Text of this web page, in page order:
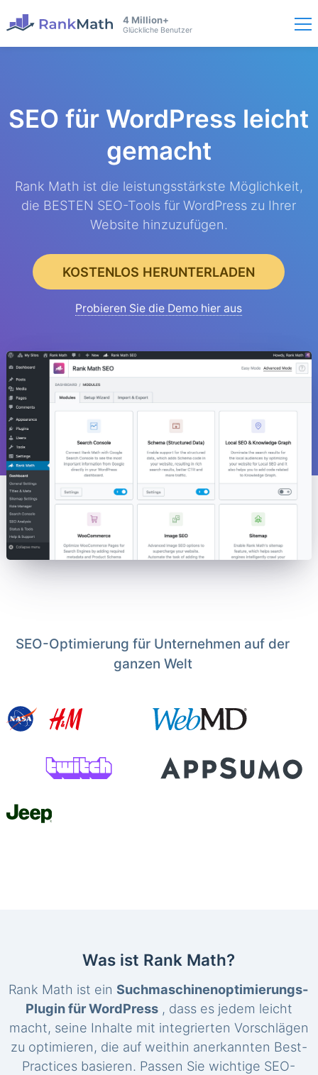
4 Million+
Glückliche Benutzer
SEO für WordPress leicht
gemacht
Rank Math ist die leistungsstärkste Möglichkeit,
die BESTEN SEO-Tools für WordPress zu Ihrer
Website hinzuzufügen.
KOSTENLOS HERUNTERLADEN
Probieren Sie die Demo hier aus
SEO-Optimierung für Unternehmen auf der
ganzen Welt
Was ist Rank Math?
Rank Math ist einSuchmaschinenoptimierungs-
Plugin für WordPress, dass es jedem leicht
macht, seine Inhalte mit integrierten Vorschlägen
zu optimieren, die auf weithin anerkannten Best-
Practices basieren. Passen Sie wichtige SEO-